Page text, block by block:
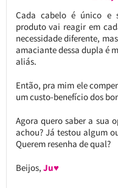
Cada cabelo é único e
produto vai reagir em
necessidade diferente,
amaciante dessa dupla é
aliás.
Então, pra mim ele
um custo-benefício dos
Agora quero saber a sua
achou? Já testou algum
Querem resenha de qual?
Beijos, Ju♥